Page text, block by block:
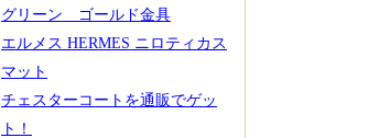
グリーン ゴールド金具
エルメス HERMES ニロティカス
マット
チェスターコートを通販でゲッ
ト！